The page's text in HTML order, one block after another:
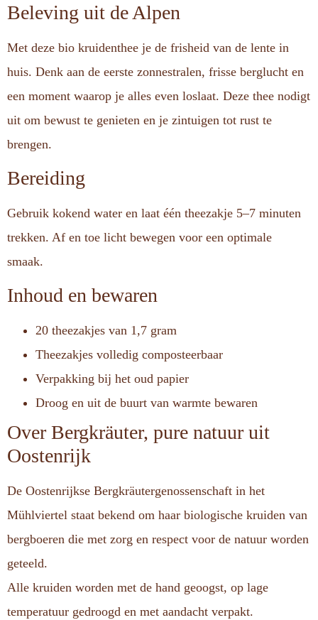
Beleving uit de Alpen
Met deze bio kruidenthee je de frisheid van de lente in
huis. Denk aan de eerste zonnestralen, frisse berglucht en
een moment waarop je alles even loslaat. Deze thee nodigt
uit om bewust te genieten en je zintuigen tot rust te
brengen.
Bereiding
Gebruik kokend water en laat één theezakje 5–7 minuten
trekken. Af en toe licht bewegen voor een optimale
smaak.
Inhoud en bewaren
20 theezakjes van 1,7 gram
Theezakjes volledig composteerbaar
Verpakking bij het oud papier
Droog en uit de buurt van warmte bewaren
Over Bergkräuter, pure natuur uit
Oostenrijk
De Oostenrijkse Bergkräutergenossenschaft in het
Mühlviertel staat bekend om haar biologische kruiden van
bergboeren die met zorg en respect voor de natuur worden
geteeld.
Alle kruiden worden met de hand geoogst, op lage
temperatuur gedroogd en met aandacht verpakt.